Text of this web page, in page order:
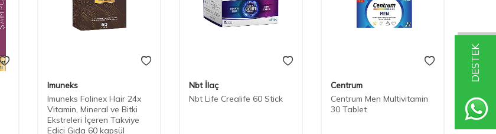
DESTEK
Imuneks
Imuneks Folinex Hair 24x
Vitamin, Mineral ve Bitki
Ekstreleri İçeren Takviye
Edici Gıda 60 kapsül
Nbt İlaç
Nbt Life Crealife 60 Stick
Centrum
Centrum Men Multivitamin
30 Tablet